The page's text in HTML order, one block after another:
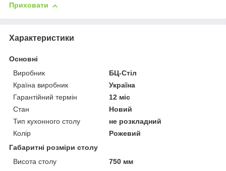
Приховати
Характеристики
Основні
Виробник
БЦ-Стіл
Країна виробник
Україна
Гарантійний термін
12 міс
Стан
Новий
Тип кухонного столу
не розкладний
Колір
Рожевий
Габаритні розміри столу
Висота столу
750 мм